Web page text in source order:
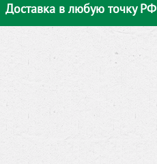
Доставка в любую точку РФ